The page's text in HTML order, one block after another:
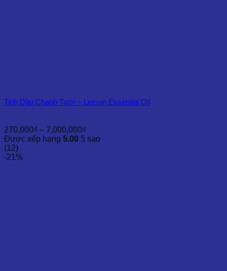
Tinh Dầu Chanh Tươi – Lemon Essential Oil
270,000₫ – 7,000,000₫
giá:
Được xếp hạng 5.00 5 sao
(12)
-21%